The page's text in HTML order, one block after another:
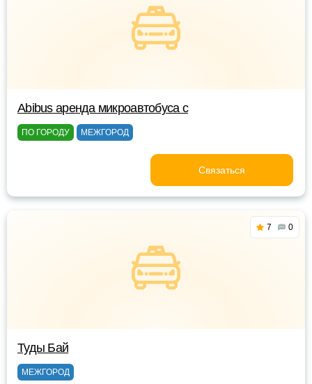
Abibus аренда микроавтобуса с
ПО ГОРОДУ МЕЖГОРОД
Связаться
7 0
Туды Бай
МЕЖГОРОД